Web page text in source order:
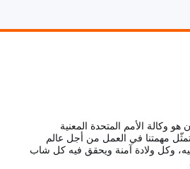
وكالة الأمم المتحدة المعنية
مهمتنا في العمل من أجل عالم
وكل ولادة آمنة ويحقق فيه كل شاب